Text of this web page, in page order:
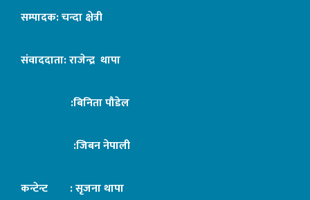
सम्पादक: चन्दा क्षेत्री
संवाददाता: राजेन्द्र थापा
:बिनिता पौडेल
:जिबन नेपाली
कन्टेन्ट : सृजना थापा